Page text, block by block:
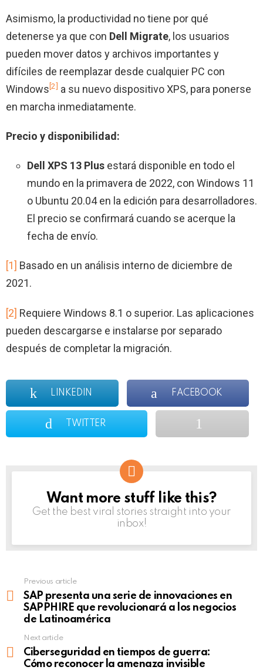
Asimismo, la productividad no tiene por qué
detenerse ya que con Dell Migrate, los usuarios
pueden mover datos y archivos importantes y
difíciles de reemplazar desde cualquier PC con
Windows[2] a su nuevo dispositivo XPS, para ponerse
en marcha inmediatamente.
Precio y disponibilidad:
Dell XPS 13 Plus estará disponible en todo el
mundo en la primavera de 2022, con Windows 11
o Ubuntu 20.04 en la edición para desarrolladores.
El precio se confirmará cuando se acerque la
fecha de envío.
[1] Basado en un análisis interno de diciembre de
2021.
[2] Requiere Windows 8.1 o superior. Las aplicaciones
pueden descargarse e instalarse por separado
después de completar la migración.
LINKEDIN FACEBOOK
TWITTER
NEWSLETTER
Want more stuff like this?
Get the best viral stories straight into your
inbox!
more
Previous article
SAP presenta una serie de innovaciones en
SAPPHIRE que revolucionará a los negocios
de Latinoamérica
Next article
Ciberseguridad en tiempos de guerra:
Cómo reconocer la amenaza invisible